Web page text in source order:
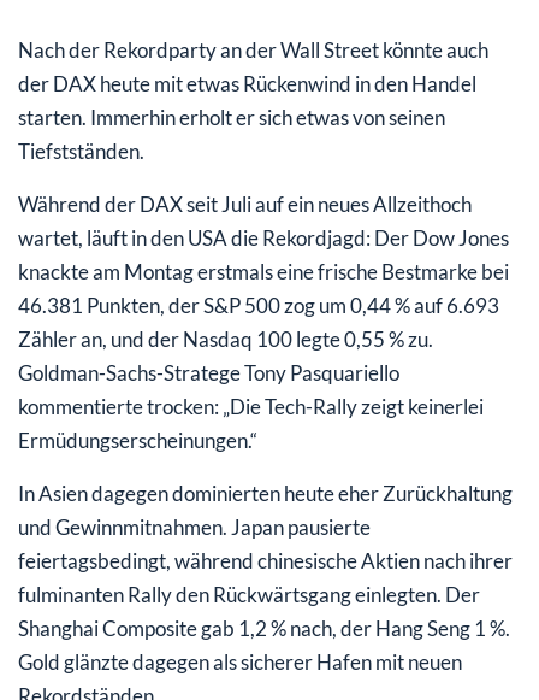
Fazit:
Nach der Rekordparty an der Wall Street könnte auch
der DAX heute mit etwas Rückenwind in den Handel
starten. Immerhin erholt er sich etwas von seinen
Tiefstständen.
Während der DAX seit Juli auf ein neues Allzeithoch
wartet, läuft in den USA die Rekordjagd: Der Dow Jones
knackte am Montag erstmals eine frische Bestmarke bei
46.381 Punkten, der S&P 500 zog um 0,44 % auf 6.693
Zähler an, und der Nasdaq 100 legte 0,55 % zu.
Goldman-Sachs-Stratege Tony Pasquariello
kommentierte trocken: „Die Tech-Rally zeigt keinerlei
Ermüdungserscheinungen.“
In Asien dagegen dominierten heute eher Zurückhaltung
und Gewinnmitnahmen. Japan pausierte
feiertagsbedingt, während chinesische Aktien nach ihrer
fulminanten Rally den Rückwärtsgang einlegten. Der
Shanghai Composite gab 1,2 % nach, der Hang Seng 1 %.
Gold glänzte dagegen als sicherer Hafen mit neuen